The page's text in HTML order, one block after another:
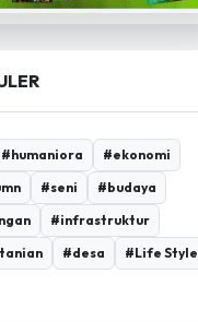
#humaniora
#ekonomi
#seni
#budaya
#infrastruktur
#desa
#Life Style